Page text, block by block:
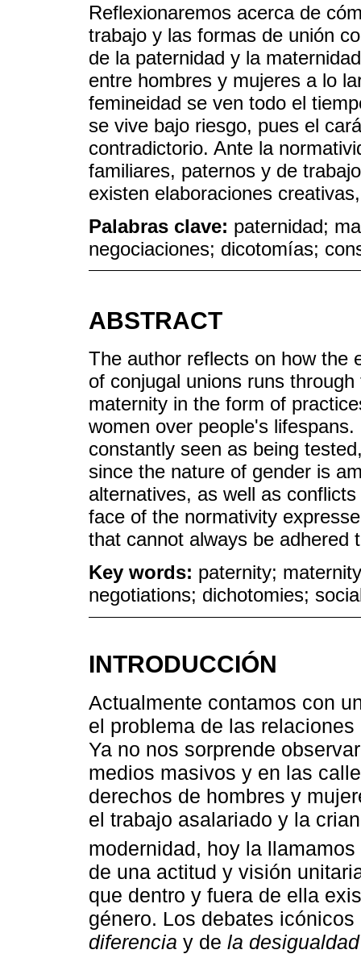
Reflexionaremos acerca de
trabajo y las formas de unión
de la paternidad y la
entre hombres y mujeres a lo
femineidad se ven todo el
se vive bajo riesgo, pues el
contradictorio. Ante la
familiares, paternos y de
existen elaboraciones
Palabras clave: paternidad;
negociaciones; dicotomías;
ABSTRACT
The author reflects on how the
of conjugal unions runs
maternity in the form of
women over people's
constantly seen as being
since the nature of gender is
alternatives, as well as
face of the normativity
that cannot always be adhered
Key words: paternity;
negotiations; dichotomies;
INTRODUCCIÓN
Actualmente contamos con
el problema de las
Ya no nos sorprende
medios masivos y en las
derechos de hombres y
el trabajo asalariado y la
modernidad, hoy la llamamos
de una actitud y visión
que dentro y fuera de ella
género. Los debates
diferencia y de la desigualdad